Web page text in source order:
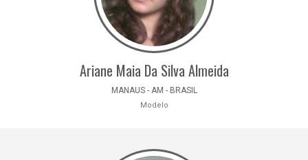
Ariane Maia Da Silva Almeida
MANAUS - AM - BRASIL
Modelo